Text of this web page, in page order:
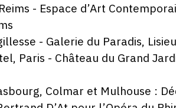
- Espace d’Art
- Galerie du Paradis,
Paris - Château du Grand
Colmar et Mulhouse :